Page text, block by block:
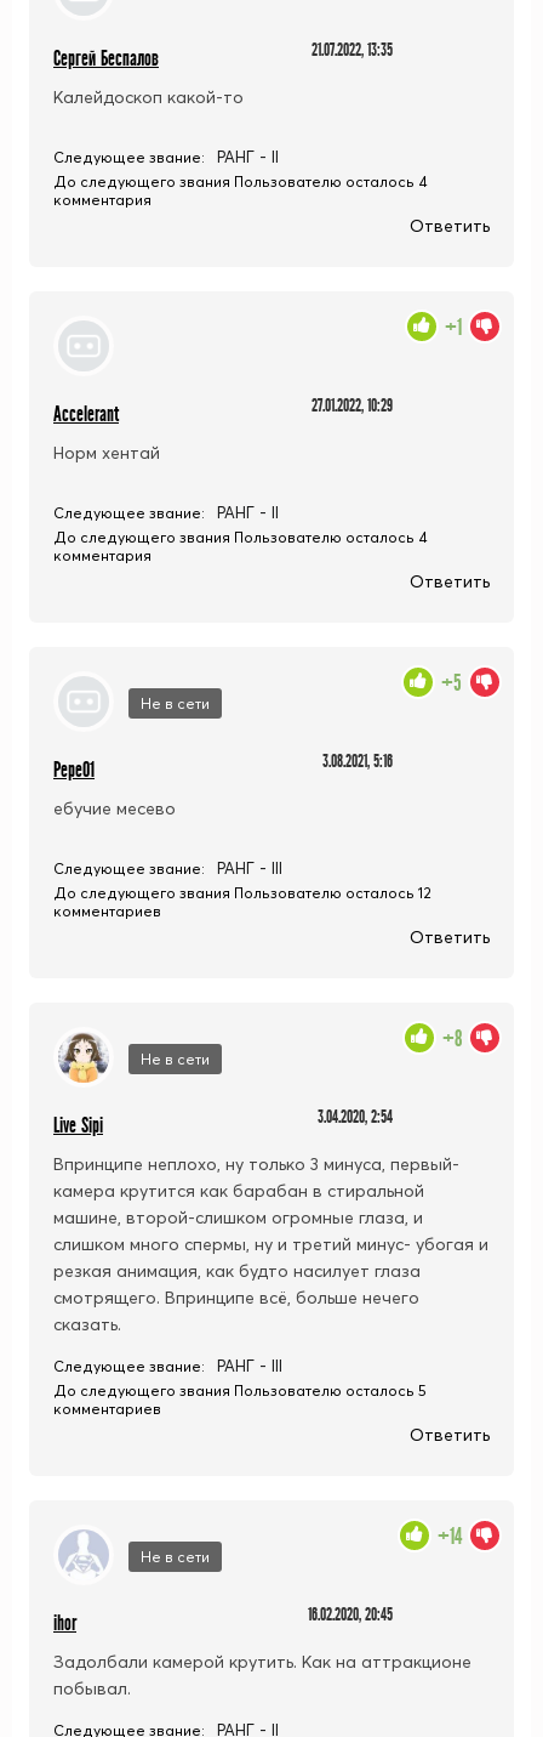
Сергей Беспалов 21.07.2022, 13:35
Калейдоскоп какой-то
Следующее звание: РАНГ - II
До следующего звания Пользователю осталось 4
комментария
Ответить
Accelerant 27.01.2022, 10:29
Норм хентай
+1
Следующее звание: РАНГ - II
До следующего звания Пользователю осталось 4
комментария
Ответить
Не в сети
Pepe01 3.08.2021, 5:16
ебучие месево
+5
Следующее звание: РАНГ - III
До следующего звания Пользователю осталось 12
комментариев
Ответить
Не в сети
Live Sipi 3.04.2020, 2:54
Впринципе неплохо, ну только 3 минуса, первый-
камера крутится как барабан в стиральной
машине, второй-слишком огромные глаза, и
слишком много спермы, ну и третий минус- убогая и
резкая анимация, как будто насилует глаза
смотрящего. Впринципе всё, больше нечего
сказать.
+8
Следующее звание: РАНГ - III
До следующего звания Пользователю осталось 5
комментариев
Ответить
Не в сети
ihor 16.02.2020, 20:45
Задолбали камерой крутить. Как на аттракционе
побывал.
+14
Следующее звание: РАНГ - II